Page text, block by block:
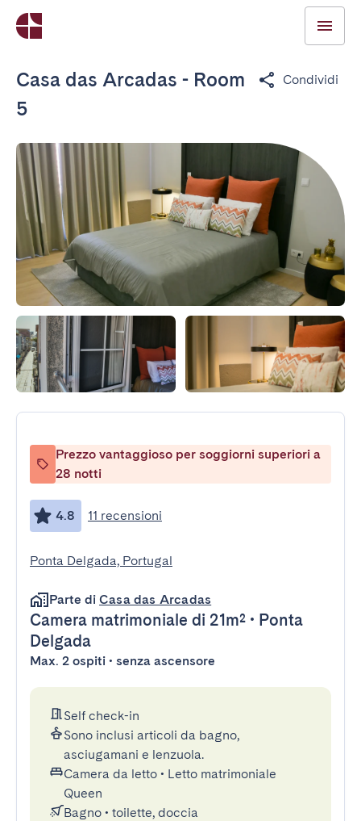
Casa das Arcadas - Room
5
Condividi
Prezzo vantaggioso per soggiorni superiori a
28 notti
4.8 11 recensioni
Ponta Delgada, Portugal
Parte di Casa das Arcadas
Camera matrimoniale di 21m² • Ponta
Delgada
Max. 2 ospiti • senza ascensore
Self check-in
Sono inclusi articoli da bagno,
asciugamani e lenzuola.
Camera da letto • Letto matrimoniale
Queen
Bagno • toilette, doccia